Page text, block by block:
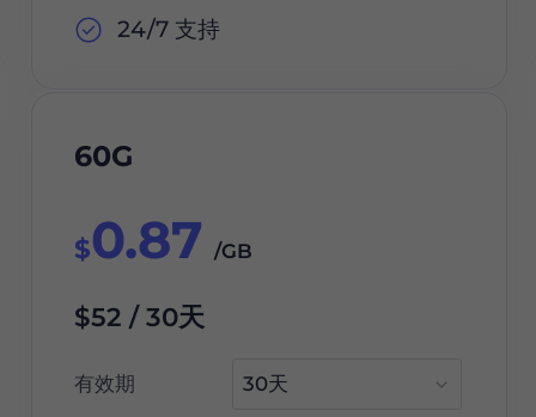
24/7 支持
60G
$0.87 /GB
$52 / 30天
有效期